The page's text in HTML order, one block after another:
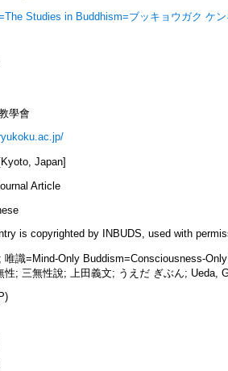
Studies in Buddhism=ブッキョウガク ケン
學會
Japan]
Article
is copyrighted by INBUDS, used with
唯識=Mind-Only Buddism=Consciousness-
性; 三無性說; 上田義文; うえだ ぎぶん; Ueda,